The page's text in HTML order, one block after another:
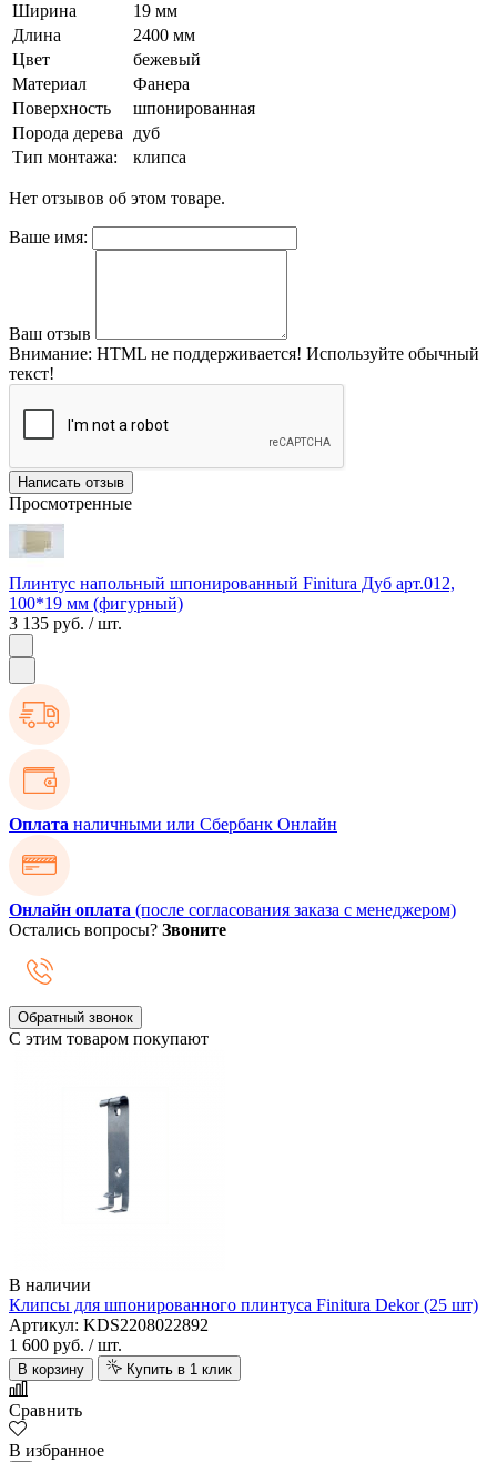
Ширина
19 мм
Длина
2400 мм
Цвет
бежевый
Материал
Фанера
Поверхность
шпонированная
Порода дерева
дуб
Тип монтажа:
клипса
Нет отзывов об этом товаре.
Ваше имя:
Ваш отзыв
Внимание: HTML не поддерживается! Используйте обычный
текст!
Написать отзыв
Просмотренные
Плинтус напольный шпонированный Finitura Дуб арт.012,
100*19 мм (фигурный)
3 135 руб. / шт.
Оплата наличными или Сбербанк Онлайн
Онлайн оплата (после согласования заказа с менеджером)
Остались вопросы? Звоните
Обратный звонок
С этим товаром покупают
В наличии
Клипсы для шпонированного плинтуса Finitura Dekor (25 шт)
Артикул: KDS2208022892
1 600 руб. / шт.
В корзину Купить в 1 клик
Сравнить
В избранное